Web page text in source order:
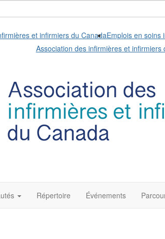
et infirmiers du CanadaEmplois en soins
Association des infirmières et infirmiers
Répertoire Événements